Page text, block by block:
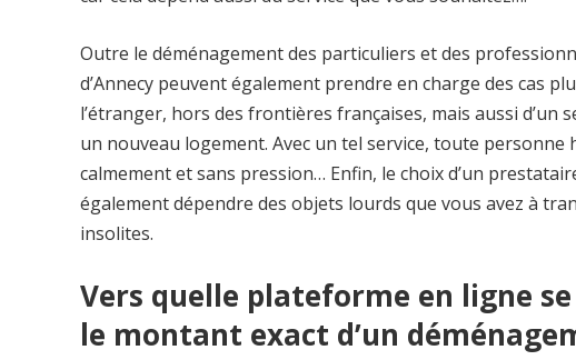
Outre le déménagement des particuliers et des
d’Annecy peuvent également prendre en charge des cas
l’étranger, hors des frontières françaises, mais aussi d’un
un nouveau logement. Avec un tel service, toute
calmement et sans pression… Enfin, le choix d’un
également dépendre des objets lourds que vous avez à
insolites.
Vers quelle plateforme en ligne
le montant exact d’un